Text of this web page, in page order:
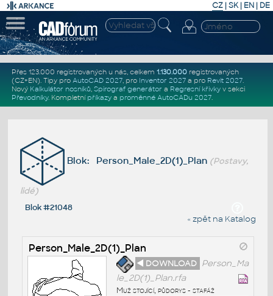
CZ | SK| EN | DE
Přes 123.000 registrovaných u nás, celkem 1.130.000registrovaných
(CZ+EN). Tipy pro AutoCAD 2027, pro Inventor 2027a pro Revit 2027.
Nový Kalkulátor nosníků, Spirograf generátor a Regresní křivkyv sekci
Převodníky. Kompletní příkazya proměnné AutoCADu 2027.
Blok: Person_Male_2D(1)_Plan (Postavy,
lidé)
Blok #21048
« zpět na Katalog
Person_Male_2D(1)_Plan
◄ DOWNLOAD Person_Ma
le_2D(1)_Plan.rfa
Muž stojící, půdorys - stafáž